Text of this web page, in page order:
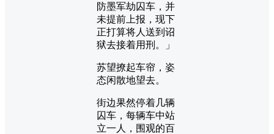
防墨军劫囚车，并
未提前上报，现下
正打算将人送到诏
狱去接着用刑。」
苏望撩起车帘，姿
态闲散地望去。
街边果然停着几辆
囚车，每辆车中站
立一人，围观的百